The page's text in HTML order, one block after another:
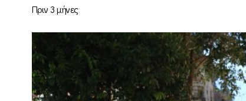
Πριν 3 μήνες